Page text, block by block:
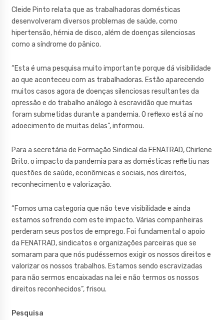
Cleide Pinto relata que as trabalhadoras domésticas
desenvolveram diversos problemas de saúde, como
hipertensão, hérnia de disco, além de doenças silenciosas
como a síndrome do pânico.
“Esta é uma pesquisa muito importante porque dá visibilidade
ao que aconteceu com as trabalhadoras. Estão aparecendo
muitos casos agora de doenças silenciosas resultantes da
opressão e do trabalho análogo à escravidão que muitas
foram submetidas durante a pandemia. O reflexo está aí no
adoecimento de muitas delas”, informou.
Para a secretária de Formação Sindical da FENATRAD, Chirlene
Brito, o impacto da pandemia para as domésticas refletiu nas
questões de saúde, econômicas e sociais, nos direitos,
reconhecimento e valorização.
“Fomos uma categoria que não teve visibilidade e ainda
estamos sofrendo com este impacto. Várias companheiras
perderam seus postos de emprego. Foi fundamental o apoio
da FENATRAD, sindicatos e organizações parceiras que se
somaram para que nós pudéssemos exigir os nossos direitos e
valorizar os nossos trabalhos. Estamos sendo escravizadas
para não sermos encaixadas na lei e não termos os nossos
direitos reconhecidos”, frisou.
Pesquisa